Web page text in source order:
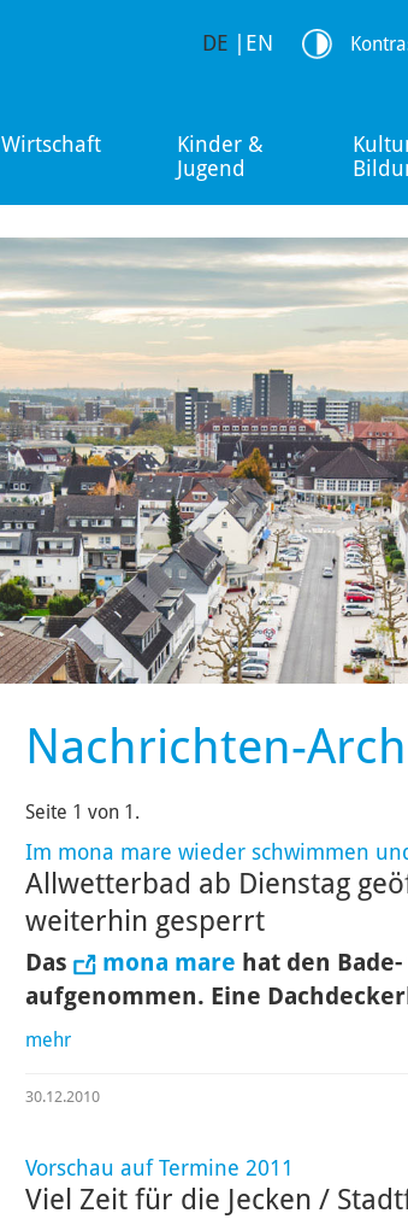
Wirtschaft
Kinder &
Jugend
DE EN
Nachrichten-
Seite 1 von 1.
Im mona mare wieder schwimmen
Allwetterbad ab Dienstag
weiterhin gesperrt
Das mona mare hat den
aufgenommen. Eine
mehr
30.12.2010
Vorschau auf Termine 2011
Viel Zeit für die Jecken /